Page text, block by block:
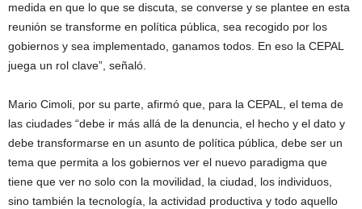
medida en que lo que se discuta, se converse y se plantee en esta
reunión se transforme en política pública, sea recogido por los
gobiernos y sea implementado, ganamos todos. En eso la CEPAL
juega un rol clave”, señaló.
Mario Cimoli, por su parte, afirmó que, para la CEPAL, el tema de
las ciudades “debe ir más allá de la denuncia, el hecho y el dato y
debe transformarse en un asunto de política pública, debe ser un
tema que permita a los gobiernos ver el nuevo paradigma que
tiene que ver no solo con la movilidad, la ciudad, los individuos,
sino también la tecnología, la actividad productiva y todo aquello